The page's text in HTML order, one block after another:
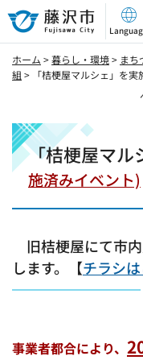
藤沢市
ホーム >暮らし・環境> まち
組 > 「桔梗屋マルシェ」を実
「桔梗屋マル
施済みイベント)
旧桔梗屋にて市
します。【チラシ
事業者都合により、